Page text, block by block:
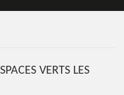
VERTS LES